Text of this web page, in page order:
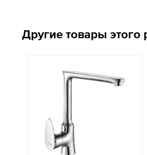
Другие товары этого